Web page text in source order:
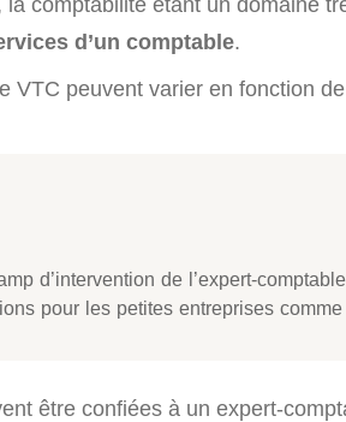
d’un comptable.
VTC peuvent varier en fonction
d’intervention de l’expert-
pour les petites entreprises
être confiées à un expert-